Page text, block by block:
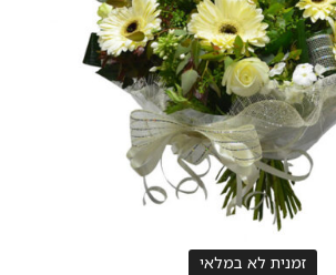
זמנית לא במלאי